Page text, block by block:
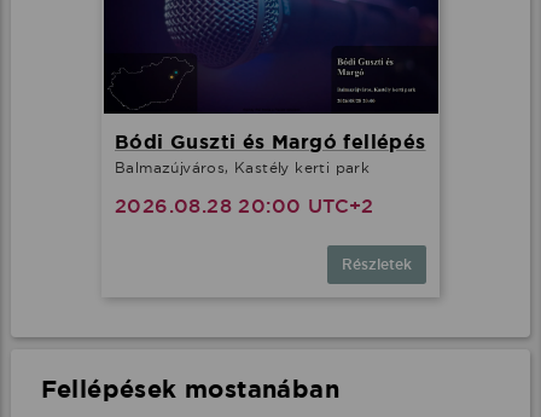
Bódi Guszti és Margó fellépés
Balmazújváros, Kastély kerti park
2026.08.28 20:00 UTC+2
Részletek
Fellépések mostanában